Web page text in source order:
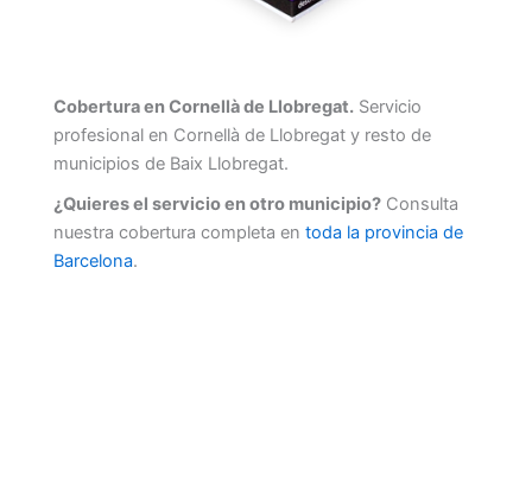
Cobertura en Cornellà de Llobregat. Servicio
profesional en Cornellà de Llobregat y resto de
municipios de Baix Llobregat.
¿Quieres el servicio en otro municipio? Consulta
nuestra cobertura completa en toda la provincia de
Barcelona.